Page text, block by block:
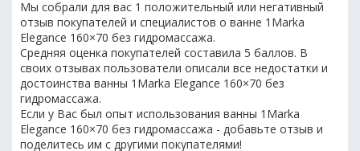
Мы собрали для вас 1 положительный или негативный
отзыв покупателей и специалистов о ванне 1Marka
Elegance 160×70 без гидромассажа.
Средняя оценка покупателей составила 5 баллов. В
своих отзывах пользователи описали все недостатки и
достоинства ванны 1Marka Elegance 160×70 без
гидромассажа.
Если у Вас был опыт использования ванны 1Marka
Elegance 160×70 без гидромассажа - добавьте отзыв и
поделитесь им с другими покупателями!